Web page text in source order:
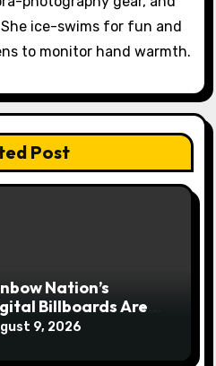
ice-swims for fun and
to monitor hand warmth.
Post
Nation’s
Billboards Are
Advertising
9, 2026